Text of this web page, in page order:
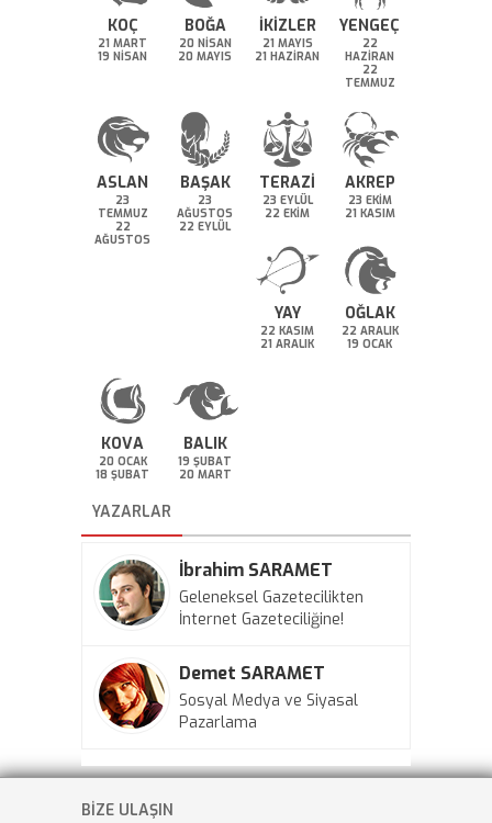
KOÇ
21 MART
19 NİSAN
BOĞA
20 NİSAN
20 MAYIS
İKİZLER
21 MAYIS
21 HAZİRAN
YENGEÇ
22
HAZİRAN
22
TEMMUZ
ASLAN
23
TEMMUZ
22
AĞUSTOS
BAŞAK
23
AĞUSTOS
22 EYLÜL
TERAZİ
23 EYLÜL
22 EKİM
AKREP
23 EKİM
21 KASIM
YAY
22 KASIM
21 ARALIK
OĞLAK
22 ARALIK
19 OCAK
KOVA
20 OCAK
18 ŞUBAT
BALIK
19 ŞUBAT
20 MART
YAZARLAR
İbrahim SARAMET
Geleneksel Gazetecilikten
İnternet Gazeteciliğine!
Demet SARAMET
Sosyal Medya ve Siyasal
Pazarlama
BİZE ULAŞIN